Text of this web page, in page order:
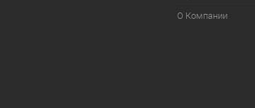
О Компании